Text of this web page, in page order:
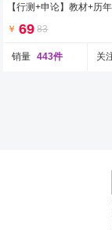
【行测+申论】教材+历
￥ 69 83
销量 443件 关